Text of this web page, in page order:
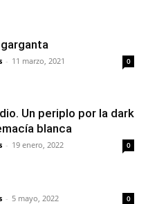
- 11 marzo, 2021 0
Un periplo por la dark
blanca
- 19 enero, 2022 0
- 5 mayo, 2022 0